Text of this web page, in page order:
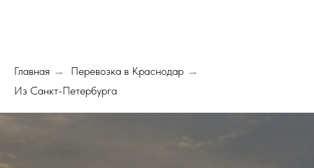
Главная → Перевозка в Краснодар →
Из Санкт-Петербурга